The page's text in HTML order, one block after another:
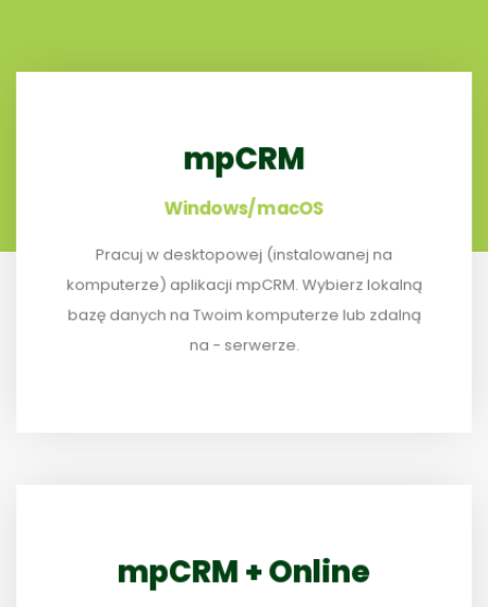
mpCRM
Windows/ macOS
Pracuj w desktopowej (instalowanej na
komputerze) aplikacji mpCRM. Wybierz lokalną
bazę danych na Twoim komputerze lub zdalną
na - serwerze.
ZAINSTALUJ APLIKACJĘ NA TWOIM KOMPUTERZE
mpCRM + Online